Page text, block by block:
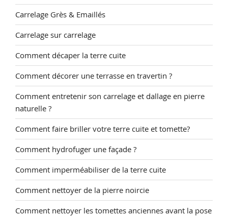
Carrelage Grès & Emaillés
Carrelage sur carrelage
Comment décaper la terre cuite
Comment décorer une terrasse en travertin ?
Comment entretenir son carrelage et dallage en pierre
naturelle ?
Comment faire briller votre terre cuite et tomette?
Comment hydrofuger une façade ?
Comment imperméabiliser de la terre cuite
Comment nettoyer de la pierre noircie
Comment nettoyer les tomettes anciennes avant la pose